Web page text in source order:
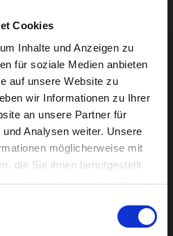
Cookies
Inhalte und Anzeigen zu
für soziale Medien anbieten
auf unsere Website zu
wir Informationen zu Ihrer
an unsere Partner für
Analysen weiter. Unsere
möglicherweise mit
die Sie ihnen bereitgestellt
Ihrer Nutzung der Dienste
schloss er 1992 seine
ab. Dann führte ihn sein
wo er an der Fakultät
Bachelor in
Sprache trifft ins Herz.
ernsthaften Künstlern